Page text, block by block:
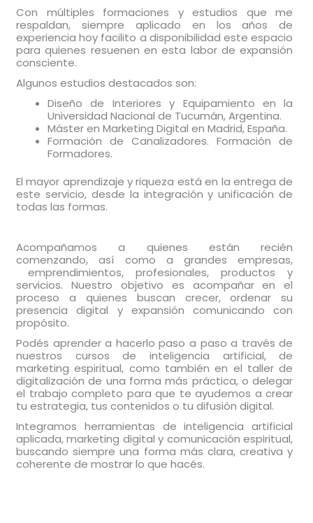
Con múltiples formaciones y estudios que me
respaldan, siempre aplicado en los años de
experiencia hoy facilito a disponibilidad este espacio
para quienes resuenen en esta labor de expansión
consciente.
Algunos estudios destacados son:
Diseño de Interiores y Equipamiento en la
Universidad Nacional de Tucumán, Argentina.
Máster en Marketing Digital en Madrid, España.
Formación de Canalizadores. Formación de
Formadores.
El mayor aprendizaje y riqueza está en la entrega de
este servicio, desde la integración y unificación de
todas las formas.
Acompañamos a quienes están recién
comenzando, así como a grandes empresas,
emprendimientos, profesionales, productos y
servicios. Nuestro objetivo es acompañar en el
proceso a quienes buscan crecer, ordenar su
presencia digital y expansión comunicando con
propósito.
Podés aprender a hacerlo paso a paso a través de
nuestros cursos de inteligencia artificial, de
marketing espiritual, como también en el taller de
digitalización de una forma más práctica, o delegar
el trabajo completo para que te ayudemos a crear
tu estrategia, tus contenidos o tu difusión digital.
Integramos herramientas de inteligencia artificial
aplicada, marketing digital y comunicación espiritual,
buscando siempre una forma más clara, creativa y
coherente de mostrar lo que hacés.